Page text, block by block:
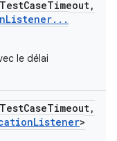
TestCaseTimeout,
Listener. . .
le délai
TestCaseTimeout,
Listener>